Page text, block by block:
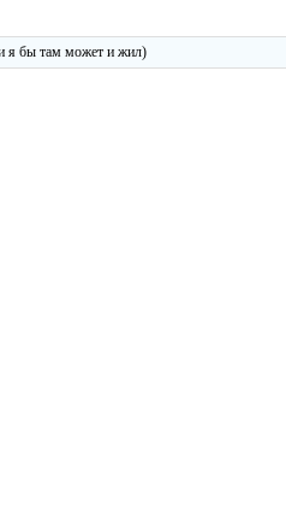
я бы там может и жил)